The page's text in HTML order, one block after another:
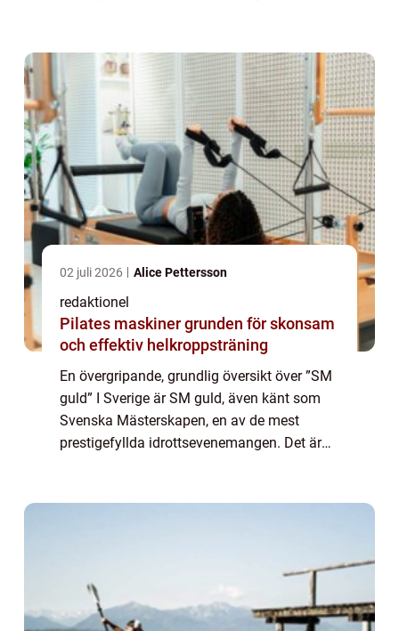
02 juli 2026 Alice Pettersson
redaktionel
Pilates maskiner grunden för skonsam
och effektiv helkroppsträning
En övergripande, grundlig översikt över ”SM
guld” I Sverige är SM guld, även känt som
Svenska Mästerskapen, en av de mest
prestigefyllda idrottsevenemangen. Det är